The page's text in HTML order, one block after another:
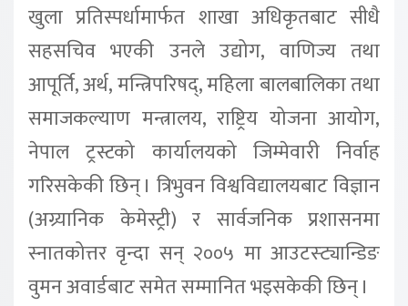
खुला प्रतिस्पर्धामार्फत शाखा अधिकृतबाट सीधै
सहसचिव भएकी उनले उद्योग, वाणिज्य तथा
आपूर्ति, अर्थ, मन्त्रिपरिषद्, महिला बालबालिका तथा
समाजकल्याण मन्त्रालय, राष्ट्रिय योजना आयोग,
नेपाल ट्रस्टको कार्यालयको जिम्मेवारी निर्वाह
गरिसकेकी छिन् । त्रिभुवन विश्वविद्यालयबाट विज्ञान
(अग्र्यानिक केमेस्ट्री) र सार्वजनिक प्रशासनमा
स्नातकोत्तर वृन्दा सन् २००५ मा आउटस्ट्यान्डिङ
वुमन अवार्डबाट समेत सम्मानित भइसकेकी छिन् ।